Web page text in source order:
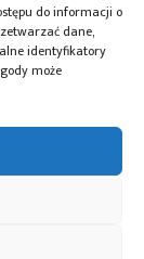
do informacji o
dane,
identyfikatory
może